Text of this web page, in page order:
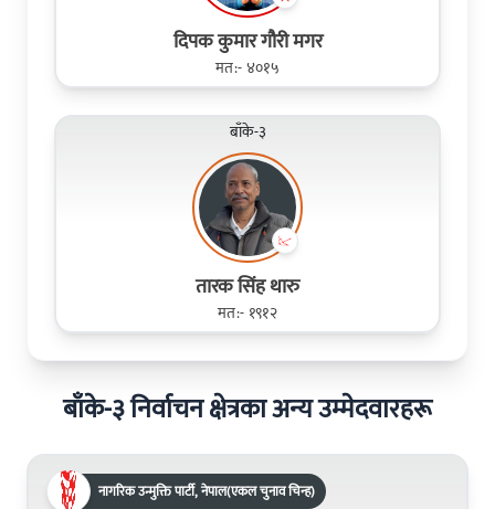
दिपक कुमार गौरी मगर
मत:- ४०१५
बाँके-३
तारक सिंह थारु
मत:- १९१२
बाँके-३ निर्वाचन क्षेत्रका अन्य उम्मेदवारहरू
नागरिक उन्मुक्ति पार्टी, नेपाल(एकल चुनाव चिन्ह)